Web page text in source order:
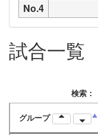
No.4
試合一覧
検索：
グループ